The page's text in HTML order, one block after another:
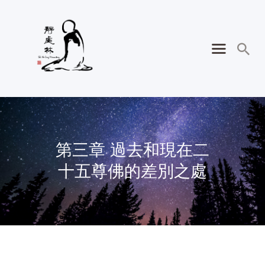
第三章 過去和現在二
十五尊佛的差別之處